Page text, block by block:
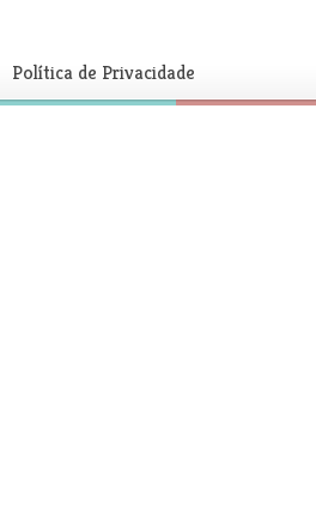
Política de Privacidade